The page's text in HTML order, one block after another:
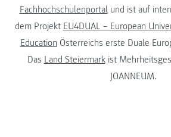
Fachhochschulenportalund ist auf
dem Projekt EU4DUAL – European
Education Österreichs erste Duale
Das Land Steiermarkist
JOANNEUM.